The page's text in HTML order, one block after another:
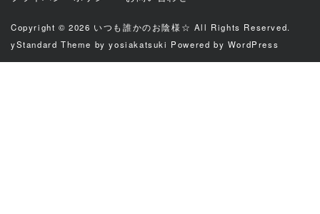
Copyright © 2026 いつも誰かのお陰様☆ All Rights Reserved.
yStandard Theme byyosiakatsuki Powered by WordPress